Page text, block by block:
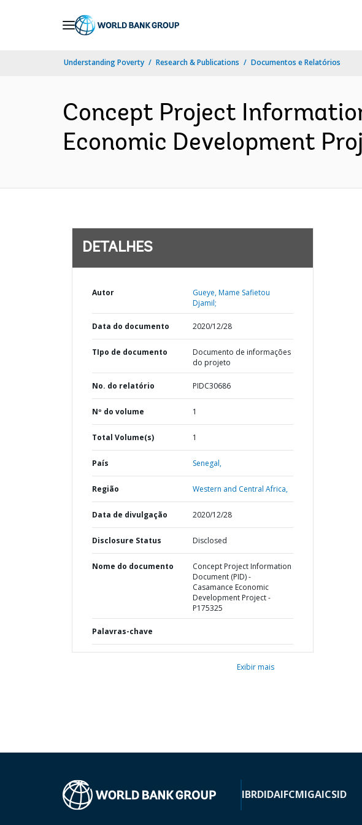
Understanding Poverty Research & Publications Documentos e Relatórios
Concept Project
Economic Development
DETALHES
Autor
Gueye, Mame Safietou
Djamil;
Data do documento 2020/12/28
TIpo de documento
Documento de informações
do projeto
No. do relatório PIDC30686
Nº do volume 1
Total Volume(s) 1
País Senegal,
Região Western and Central Africa,
Data de divulgação 2020/12/28
Disclosure Status Disclosed
Nome do documento
Concept Project Information
Document (PID) -
Casamance Economic
Development Project -
P175325
Palavras-chave
Exibir mais
IBRDIDAIFCMIGAICSID